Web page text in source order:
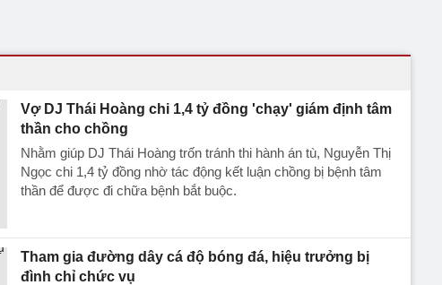
Vợ DJ Thái Hoàng chi 1,4 tỷ đồng 'chạy' giám định tâm
thần cho chồng
Nhằm giúp DJ Thái Hoàng trốn tránh thi hành án tù, Nguyễn Thị
Ngọc chi 1,4 tỷ đồng nhờ tác động kết luận chồng bị bệnh tâm
thần để được đi chữa bệnh bắt buộc.
Tham gia đường dây cá độ bóng đá, hiệu trưởng bị
đình chỉ chức vụ